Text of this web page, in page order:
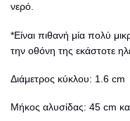
νερό.
*Είναι πιθανή μία πολύ
την οθόνη της εκάστοτε
Διάμετρος κύκλου: 1.6 cm
Μήκος αλυσίδας: 45 cm